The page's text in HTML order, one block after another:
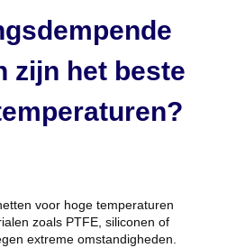
zijn het beste
voor hoge temperaturen
zoals PTFE, siliconen of
extreme omstandigheden.